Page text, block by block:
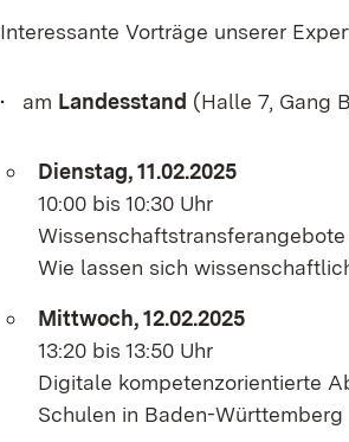
Interessante Vorträge unserer
• am Landesstand (Halle 7, Gang
Dienstag, 11.02.2025
10:00 bis 10:30 Uhr
Wissenschaftstransferangebote
Wie lassen sich
Mittwoch, 12.02.2025
13:20 bis 13:50 Uhr
Digitale kompetenzorientierte
Schulen in Baden-Württemberg